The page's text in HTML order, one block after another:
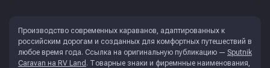
Производство современных караванов, адаптированных к
российским дорогам и созданных для комфортных путешествий в
любое время года. Ссылка на оригинальную публикацию — Sputnik
Caravan на RV Land . Товарные знаки и фиремнные наименования,